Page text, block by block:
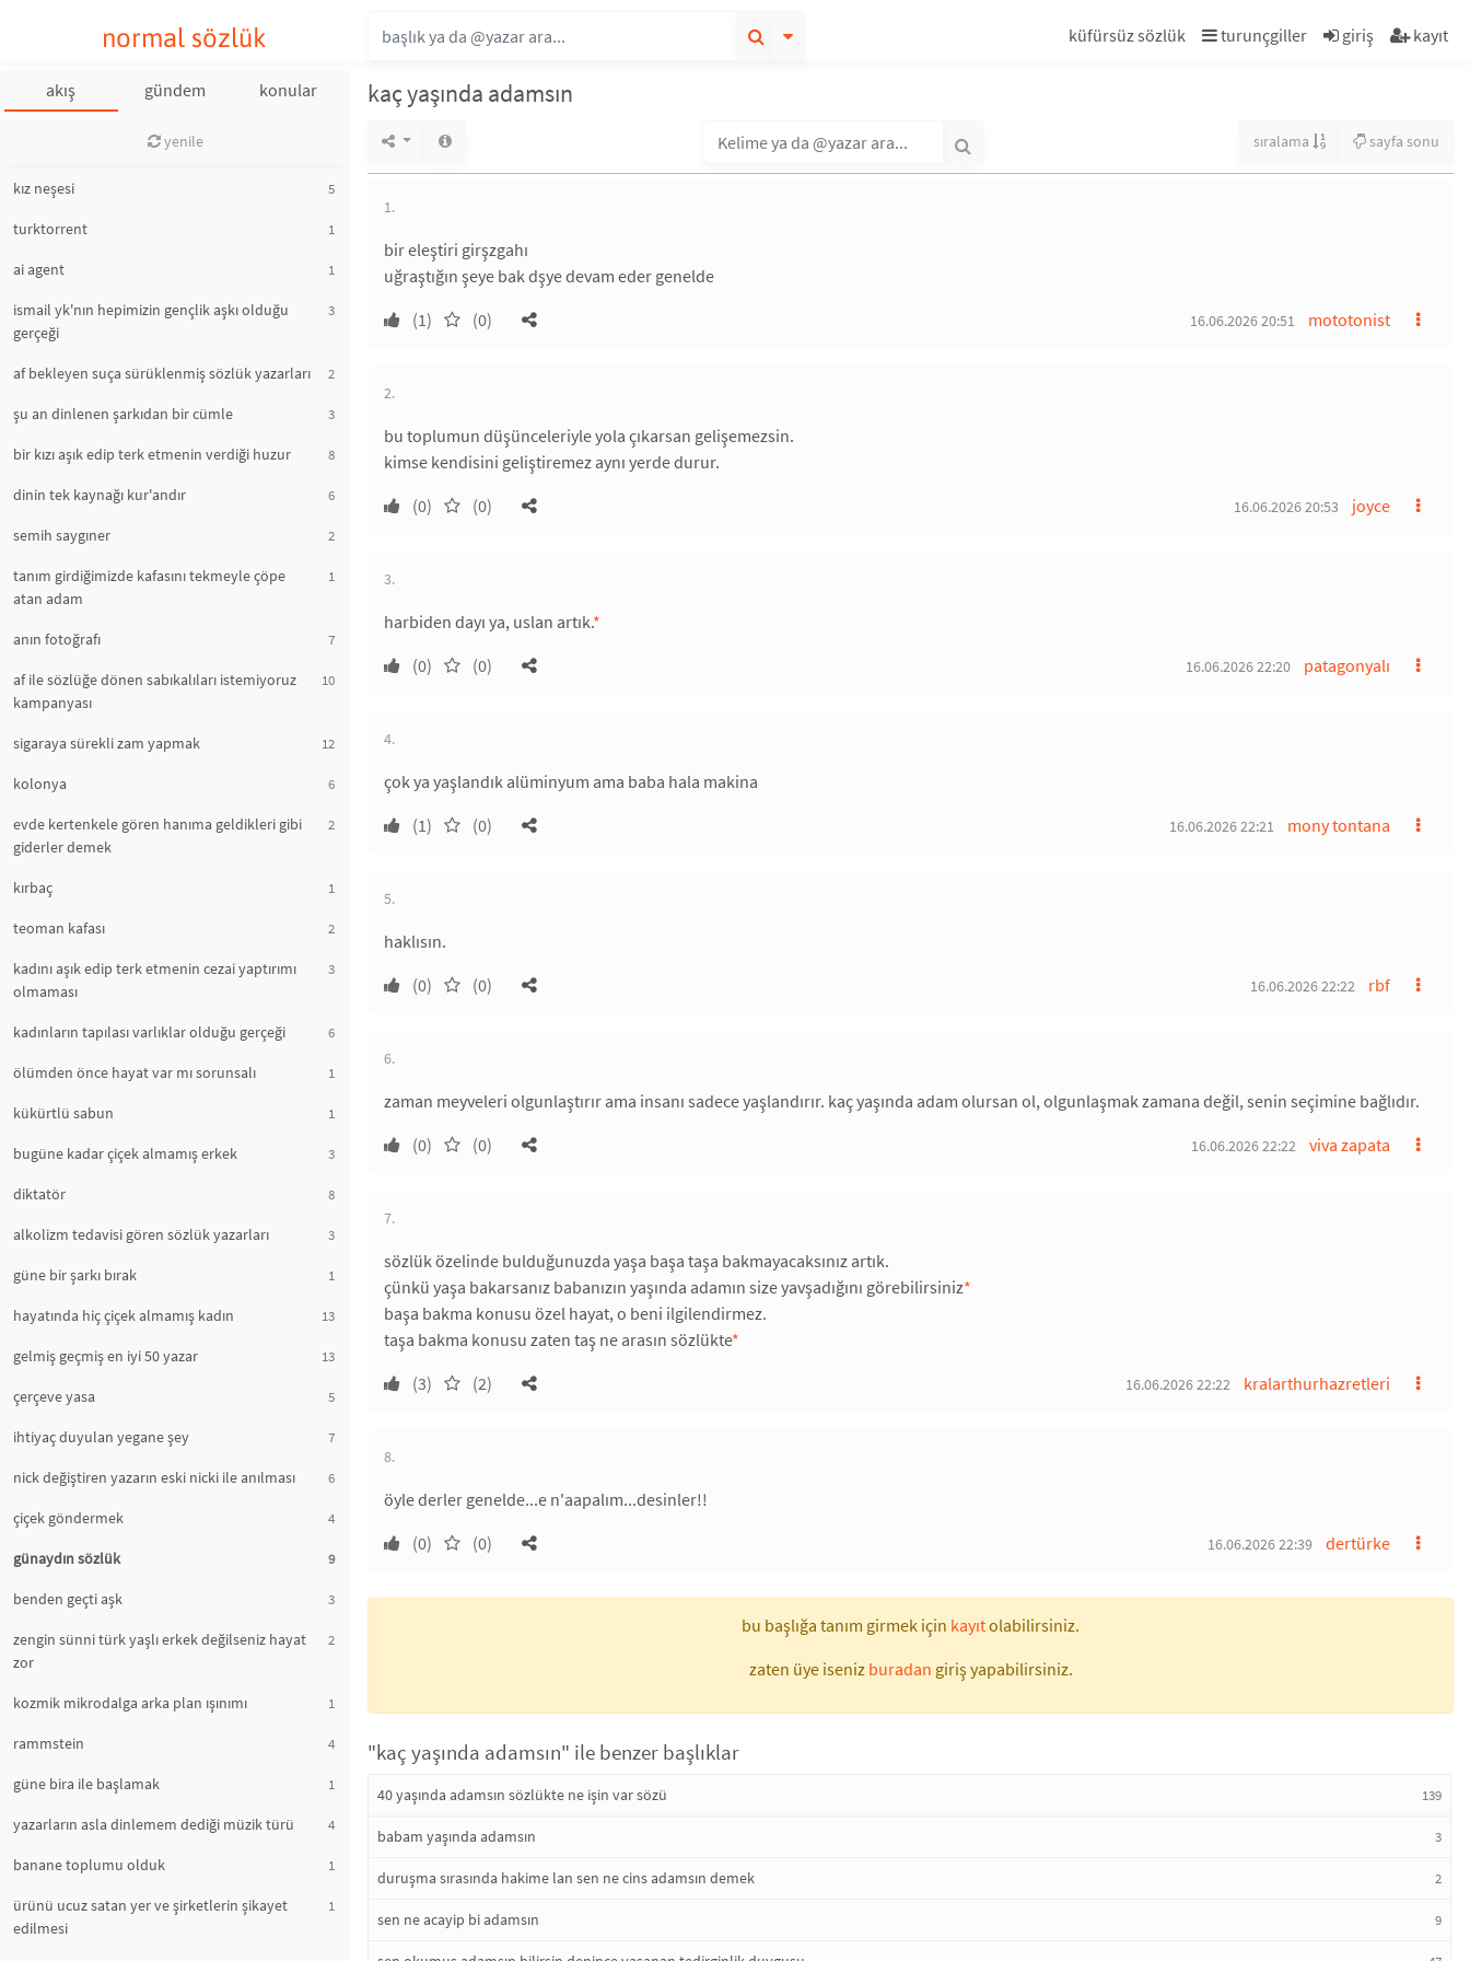
normal sözlük küfürsüz sözlük turunçgiller giriş kayıt
akış gündem konular
yenile
kız neşesi 5
turktorrent 1
ai agent 1
ismail yk'nın hepimizin gençlik aşkı olduğu
gerçeği
3
af bekleyen suça sürüklenmiş sözlük yazarları 2
şu an dinlenen şarkıdan bir cümle 3
bir kızı aşık edip terk etmenin verdiği huzur 8
dinin tek kaynağı kur'andır 6
semih saygıner 2
tanım girdiğimizde kafasını tekmeyle çöpe
atan adam
1
anın fotoğrafı 7
af ile sözlüğe dönen sabıkalıları istemiyoruz
kampanyası
10
sigaraya sürekli zam yapmak 12
kolonya 6
evde kertenkele gören hanıma geldikleri gibi
giderler demek
2
kırbaç 1
teoman kafası 2
kadını aşık edip terk etmenin cezai yaptırımı
olmaması
3
kadınların tapılası varlıklar olduğu gerçeği 6
ölümden önce hayat var mı sorunsalı 1
kükürtlü sabun 1
bugüne kadar çiçek almamış erkek 3
diktatör 8
alkolizm tedavisi gören sözlük yazarları 3
güne bir şarkı bırak 1
hayatında hiç çiçek almamış kadın 13
gelmiş geçmiş en iyi 50 yazar 13
çerçeve yasa 5
ihtiyaç duyulan yegane şey 7
nick değiştiren yazarın eski nicki ile anılması 6
çiçek göndermek 4
günaydın sözlük 9
benden geçti aşk 3
zengin sünni türk yaşlı erkek değilseniz hayat
zor
2
kozmik mikrodalga arka plan ışınımı 1
rammstein 4
güne bira ile başlamak 1
yazarların asla dinlemem dediği müzik türü 4
banane toplumu olduk 1
ürünü ucuz satan yer ve şirketlerin şikayet
edilmesi
1
kaç yaşında adamsın
sıralama sayfa sonu
1.
bir eleştiri girşzgahı
uğraştığın şeye bak dşye devam eder genelde
(1)
(0) mototonist
16.06.2026 20:51
2.
bu toplumun düşünceleriyle yola çıkarsan gelişemezsin.
kimse kendisini geliştiremez aynı yerde durur.
(0)
(0) joyce
16.06.2026 20:53
3.
harbiden dayı ya, uslan artık.*
(0)
(0) patagonyalı
16.06.2026 22:20
4.
çok ya yaşlandık alüminyum ama baba hala makina
(1)
(0) mony tontana
16.06.2026 22:21
5.
haklısın.
(0)
(0) rbf
16.06.2026 22:22
6.
zaman meyveleri olgunlaştırır ama insanı sadece yaşlandırır. kaç yaşında adam olursan ol, olgunlaşmak zamana değil, senin seçimine bağlıdır.
(0)
(0) viva zapata
16.06.2026 22:22
7.
sözlük özelinde bulduğunuzda yaşa başa taşa bakmayacaksınız artık.
çünkü yaşa bakarsanız babanızın yaşında adamın size yavşadığını görebilirsiniz*
başa bakma konusu özel hayat, o beni ilgilendirmez.
taşa bakma konusu zaten taş ne arasın sözlükte*
(3)
(2) kralarthurhazretleri
16.06.2026 22:22
8.
öyle derler genelde...e n'aapalım...desinler!!
(0)
(0) dertürke
16.06.2026 22:39
bu başlığa tanım girmek için kayıtolabilirsiniz.
zaten üye iseniz buradan giriş yapabilirsiniz.
"kaç yaşında adamsın" ile benzer başlıklar
40 yaşında adamsın sözlükte ne işin var sözü 139
babam yaşında adamsın 3
duruşma sırasında hakime lan sen ne cins adamsın demek 2
sen ne acayip bi adamsın 9